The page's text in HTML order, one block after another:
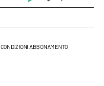
CONDIZIONI ABBONAMENTO